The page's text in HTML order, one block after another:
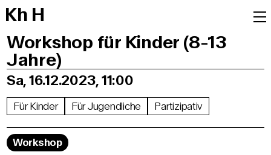
Kh H
Workshop für Kinder (8-13
Jahre)
Sa, 16.12.2023, 11:00
Für Kinder Für Jugendliche Partizipativ
Workshop